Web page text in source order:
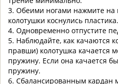
3. Обеими ногами нажмите на
колотушки коснулись пластика.
4. Одновременно отпустите
5. Наблюдайте, как качаются
правши) колотушка качается
пружину. Если она качается
пружину.
6. Сбалансированным кардан